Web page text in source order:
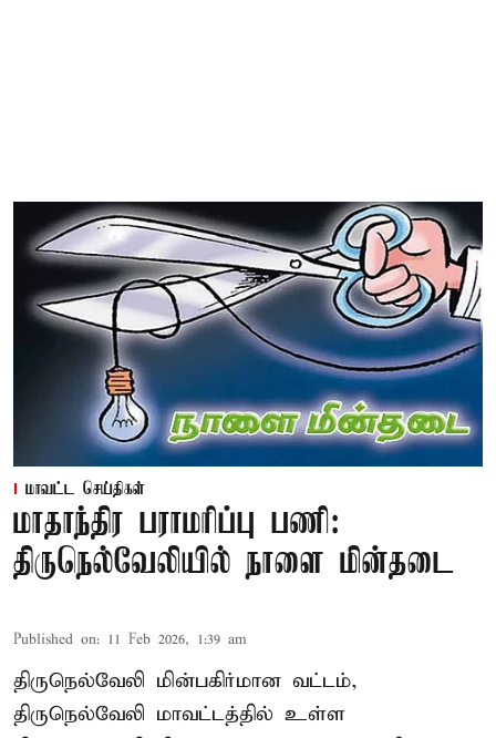
மாவட்ட செய்திகள்
மாதாந்திர பராமரிப்பு பணி:
திருநெல்வேலியில் நாளை மின்தடை
Published on: 11 Feb 2026, 1:39 am
திருநெல்வேலி மின்பகிர்மான வட்டம்,
திருநெல்வேலி மாவட்டத்தில் உள்ள